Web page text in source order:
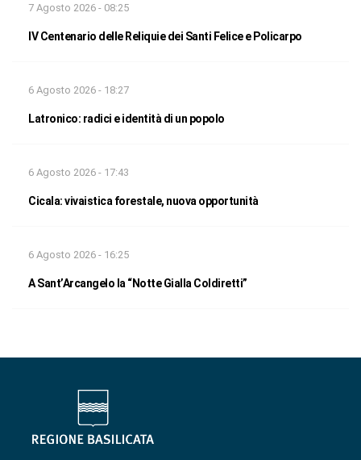
7 Agosto 2026 - 08:25
IV Centenario delle Reliquie dei Santi Felice e Policarpo
6 Agosto 2026 - 18:27
Latronico: radici e identità di un popolo
6 Agosto 2026 - 17:43
Cicala: vivaistica forestale, nuova opportunità
6 Agosto 2026 - 16:25
A Sant’Arcangelo la “Notte Gialla Coldiretti”